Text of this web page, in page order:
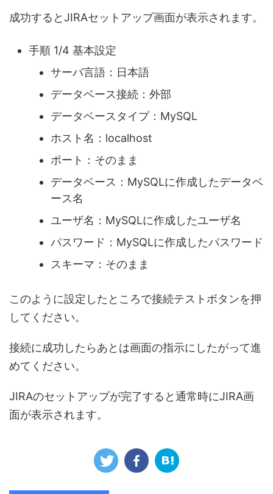
成功するとJIRAセットアップ画面が表示されます。
手順 1/4 基本設定
サーバ言語：日本語
データベース接続：外部
データベースタイプ：MySQL
ホスト名：localhost
ポート：そのまま
データベース：MySQLに作成したデータベ
ース名
ユーザ名：MySQLに作成したユーザ名
パスワード：MySQLに作成したパスワード
スキーマ：そのまま
このように設定したところで接続テストボタンを押
してください。
接続に成功したらあとは画面の指示にしたがって進
めてください。
JIRAのセットアップが完了すると通常時にJIRA画
面が表示されます。